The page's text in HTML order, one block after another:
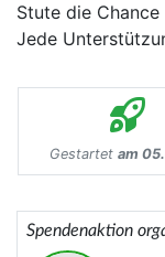
Stute die
Jede
Gestartet am
Spendenaktion